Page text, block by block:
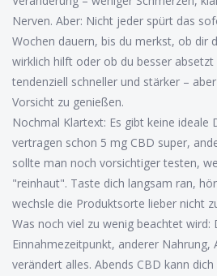
Nerven. Aber: Nicht jeder spürt das
Wochen dauern, bis du merkst, ob dir
wirklich hilft oder ob du besser absetzt
tendenziell schneller und stärker –
Vorsicht zu genießen.
Nochmal Klartext: Es gibt keine ideale
vertragen schon 5 mg CBD super,
sollte man noch vorsichtiger testen,
"reinhaut". Taste dich langsam ran,
wechsle die Produktsorte lieber nicht
Was noch viel zu wenig beachtet wird:
Einnahmezeitpunkt, anderer Nahrung,
verändert alles. Abends CBD kann